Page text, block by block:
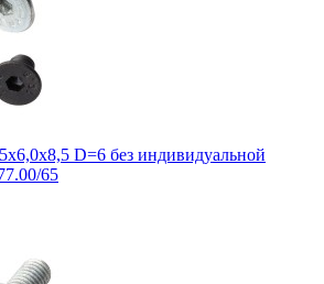
D=6 без индивидуальной
65